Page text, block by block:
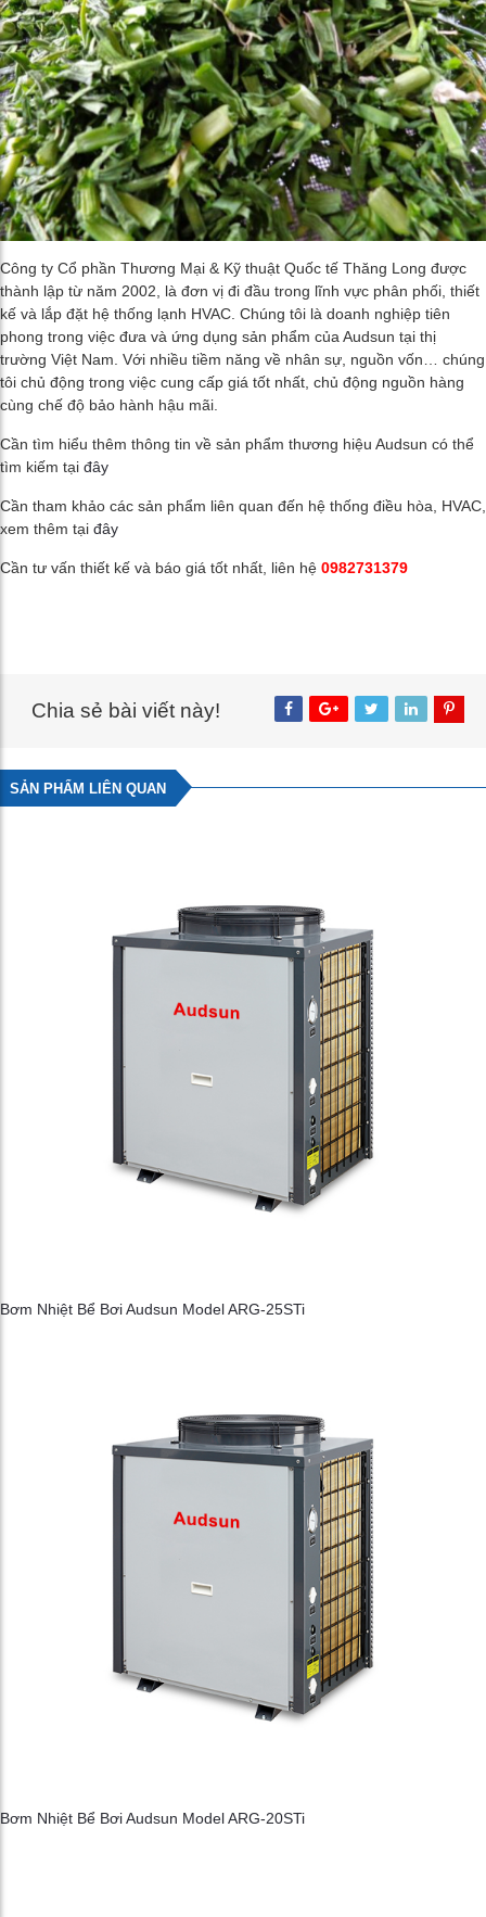
Công ty Cổ phần Thương Mại & Kỹ thuật Quốc tế Thăng Long được
thành lập từ năm 2002, là đơn vị đi đầu trong lĩnh vực phân phối, thiết
kế và lắp đặt hệ thống lạnh HVAC. Chúng tôi là doanh nghiệp tiên
phong trong việc đưa và ứng dụng sản phẩm của Audsun tại thị
trường Việt Nam. Với nhiều tiềm năng về nhân sự, nguồn vốn… chúng
tôi chủ động trong việc cung cấp giá tốt nhất, chủ động nguồn hàng
cùng chế độ bảo hành hậu mãi.
Cần tìm hiểu thêm thông tin về sản phẩm thương hiệu Audsun có thể
tìm kiếm tại đây
Cần tham khảo các sản phẩm liên quan đến hệ thống điều hòa, HVAC,
xem thêm tại đây
Cần tư vấn thiết kế và báo giá tốt nhất, liên hệ 0982731379
Chia sẻ bài viết này!
SẢN PHẨM LIÊN QUAN
Bơm Nhiệt Bể Bơi Audsun Model ARG-25STi
Bơm Nhiệt Bể Bơi Audsun Model ARG-20STi